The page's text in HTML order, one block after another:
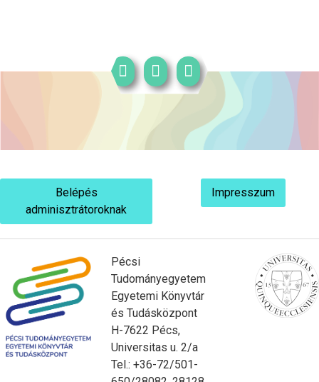
Belépés
adminisztrátoroknak
Impresszum
Pécsi
Tudományegyetem
Egyetemi Könyvtár
és Tudásközpont
H-7622 Pécs,
Universitas u. 2/a
Tel.: +36-72/501-